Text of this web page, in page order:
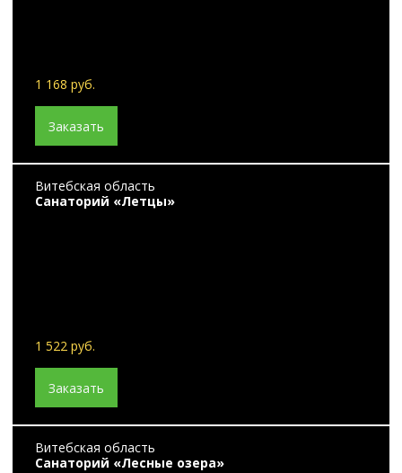
1 168 руб.
Заказать
Витебская область
Санаторий «Летцы»
1 522 руб.
Заказать
Витебская область
Санаторий «Лесные озера»